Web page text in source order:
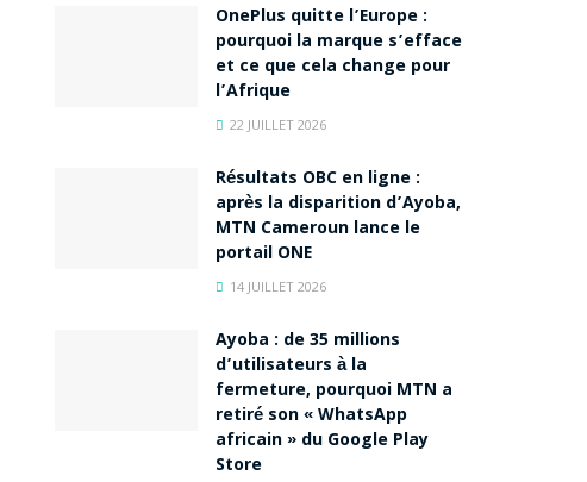
OnePlus quitte l’Europe :
pourquoi la marque s’efface
et ce que cela change pour
l’Afrique
22 JUILLET 2026
Résultats OBC en ligne :
après la disparition d’Ayoba,
MTN Cameroun lance le
portail ONE
14 JUILLET 2026
Ayoba : de 35 millions
d’utilisateurs à la
fermeture, pourquoi MTN a
retiré son « WhatsApp
africain » du Google Play
Store